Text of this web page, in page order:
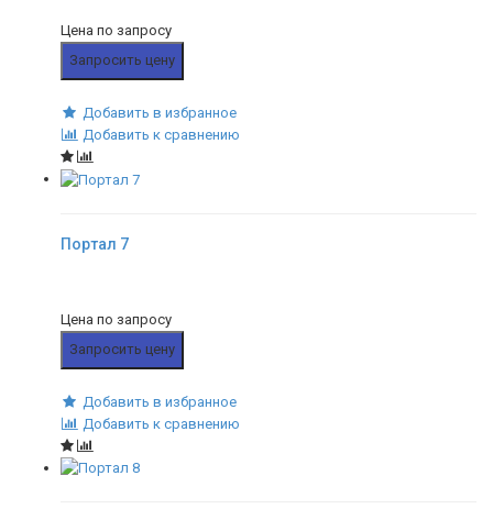
Цена по запросу
Запросить цену
Добавить в избранное
Добавить к сравнению
Портал 7
Цена по запросу
Запросить цену
Добавить в избранное
Добавить к сравнению